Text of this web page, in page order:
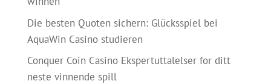
Die besten Quoten sichern: Glücksspiel bei
AquaWin Casino studieren
Conquer Coin Casino Ekspertuttalelser for ditt
neste vinnende spill